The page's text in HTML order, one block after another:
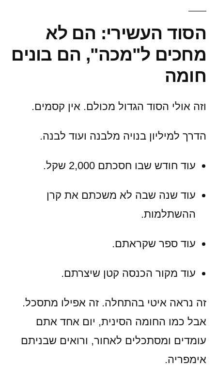
הסוד העשירי: הם לא
מחכים ל"מכה", הם בונים
חומה
וזה אולי הסוד הגדול מכולם. אין קסמים.
הדרך למיליון בנויה מלבנה ועוד לבנה.
עוד חודש שבו חסכתם 2,000 שקל.
עוד שנה שבה לא משכתם את קרן
ההשתלמות.
עוד ספר שקראתם.
עוד מקור הכנסה קטן שיצרתם.
זה נראה איטי בהתחלה. זה אפילו מתסכל.
אבל כמו החומה הסינית, יום אחד אתם
עומדים ומסתכלים לאחור, ורואים שבניתם
אימפריה.